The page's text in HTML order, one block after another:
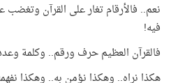
نعم.. فالأرقام تغار على القرآن
فيه!
فالقرآن العظيم حرف ورقم.. وكلمة
هكذا نراه.. وهكذا نؤمن به.. وهكذا